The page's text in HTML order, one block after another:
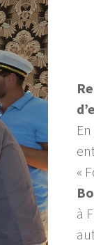
«
à